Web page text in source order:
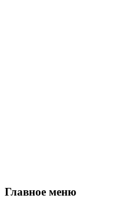
Главное меню